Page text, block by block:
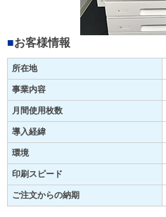
■お客様情報
所在地
事業内容
月間使用枚数
導入経緯
環境
印刷スピード
ご注文からの納期